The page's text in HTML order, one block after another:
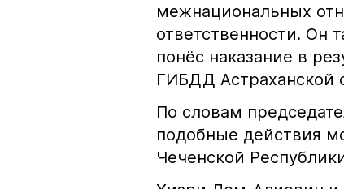
межнациональных
ответственности. Он
понёс наказание в
ГИБДД Астраханской
По словам
подобные действия
Чеченской